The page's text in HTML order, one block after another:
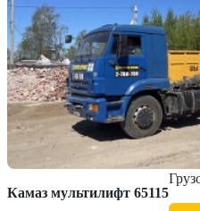
Камаз мультилифт 65115